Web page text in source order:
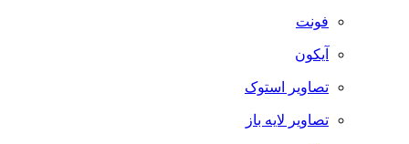
فونت
آیکون
تصاویر استوک
تصاویر لایه باز